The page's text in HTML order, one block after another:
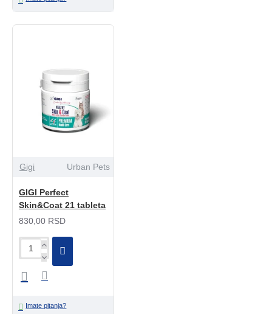
Gigi Urban Pets
GIGI Perfect
Skin&Coat 21 tableta
830,00 RSD
Imate pitanja?